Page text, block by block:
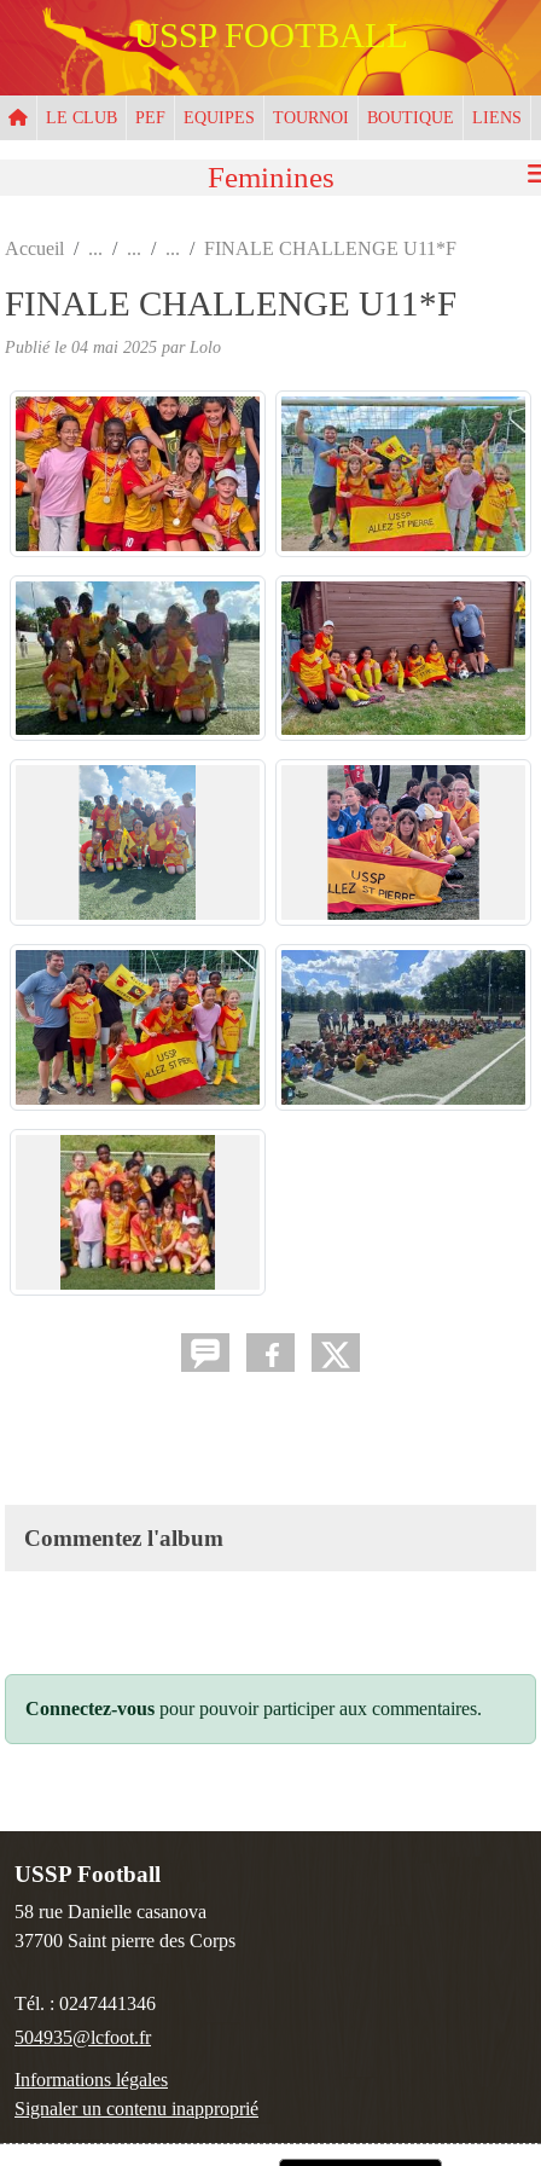
USSP FOOTBALL
LE CLUB PEF EQUIPES TOURNOI BOUTIQUE LIENS
Feminines
Accueil FINALE CHALLENGE U11*F
FINALE CHALLENGE U11*F
Publié le 04 mai 2025 par Lolo
Commentez l'album
Connectez-vous pour pouvoir participer aux commentaires.
USSP Football
58 rue Danielle casanova
37700 Saint pierre des Corps
Tél. : 0247441346
504935@lcfoot.fr
Informations légales
Signaler un contenu inapproprié
Panneau de gestion des cookies